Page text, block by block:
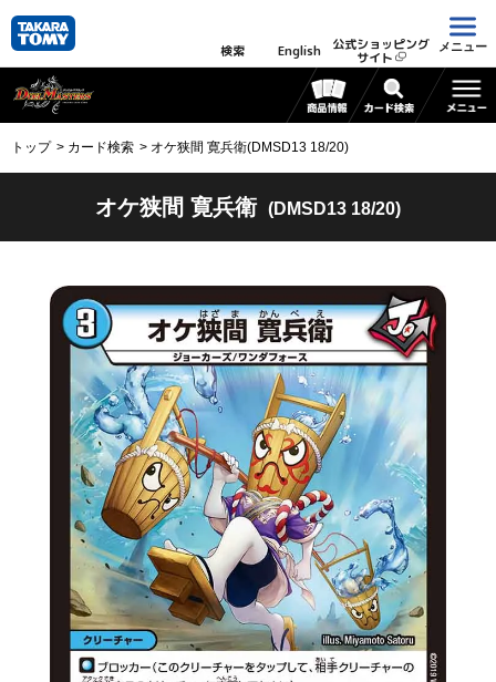
検索 English 公式ショッピング
サイト
メニュー
トップ カード検索 オケ狭間 寛兵衛(DMSD13 18/20)
オケ狭間 寛兵衛 (DMSD13 18/20)